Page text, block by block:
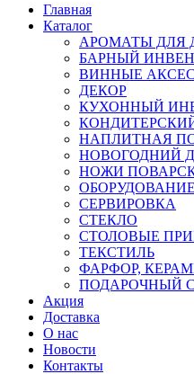
Главная
Каталог
АРОМАТЫ ДЛЯ
БАРНЫЙ
ВИННЫЕ
ДЕКОР
КУХОННЫЙ
НАПЛИТНАЯ
НОВОГОДНИЙ
НОЖИ
ОБОРУДОВАНИЕ
СЕРВИРОВКА
СТЕКЛО
СТОЛОВЫЕ
ТЕКСТИЛЬ
ФАРФОР,
ПОДАРОЧНЫЙ
Акция
Доставка
О нас
Новости
Контакты